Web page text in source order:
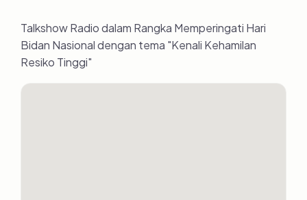
Talkshow Radio dalam Rangka Memperingati Hari
Bidan Nasional dengan tema "Kenali Kehamilan
Resiko Tinggi"